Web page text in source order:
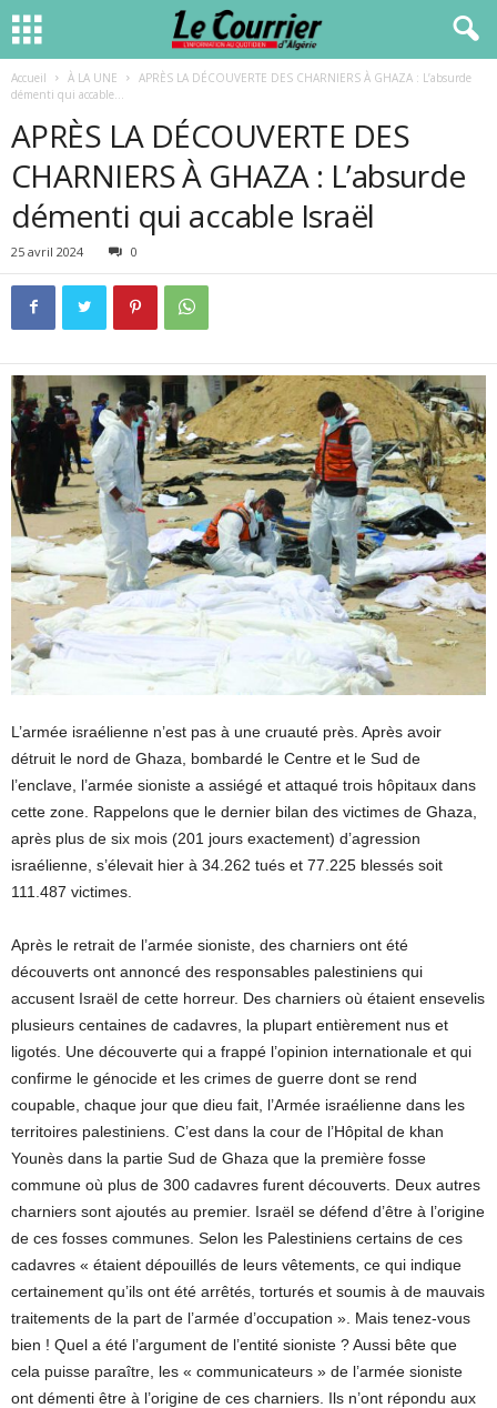
Accueil À LA UNE
APRÈS LA DÉCOUVERTE DES CHARNIERS À GHAZA : L’absurde
démenti qui accable...
APRÈS LA DÉCOUVERTE DES
CHARNIERS À GHAZA : L’absurde
démenti qui accable Israël
25 avril 2024 0
L’armée israélienne n’est pas à une cruauté près. Après avoir
détruit le nord de Ghaza, bombardé le Centre et le Sud de
l’enclave, l’armée sioniste a assiégé et attaqué trois hôpitaux dans
cette zone. Rappelons que le dernier bilan des victimes de Ghaza,
après plus de six mois (201 jours exactement) d’agression
israélienne, s’élevait hier à 34.262 tués et 77.225 blessés soit
111.487 victimes.
Après le retrait de l’armée sioniste, des charniers ont été
découverts ont annoncé des responsables palestiniens qui
accusent Israël de cette horreur. Des charniers où étaient ensevelis
plusieurs centaines de cadavres, la plupart entièrement nus et
ligotés. Une découverte qui a frappé l’opinion internationale et qui
confirme le génocide et les crimes de guerre dont se rend
coupable, chaque jour que dieu fait, l’Armée israélienne dans les
territoires palestiniens. C’est dans la cour de l’Hôpital de khan
Younès dans la partie Sud de Ghaza que la première fosse
commune où plus de 300 cadavres furent découverts. Deux autres
charniers sont ajoutés au premier. Israël se défend d’être à l’origine
de ces fosses communes. Selon les Palestiniens certains de ces
cadavres « étaient dépouillés de leurs vêtements, ce qui indique
certainement qu’ils ont été arrêtés, torturés et soumis à de mauvais
traitements de la part de l’armée d’occupation ». Mais tenez-vous
bien ! Quel a été l’argument de l’entité sioniste ? Aussi bête que
cela puisse paraître, les « communicateurs » de l’armée sioniste
ont démenti être à l’origine de ces charniers. Ils n’ont répondu aux